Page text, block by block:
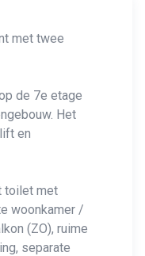
met twee
de 7e etage
Het
en
toilet met
woonkamer /
(ZO), ruime
separate